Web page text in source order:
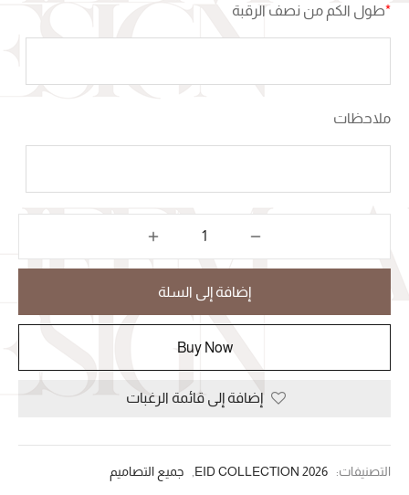
*طول الكم من نصف الرقبة
ملاحظات
إضافة إلى السلة
Buy Now
إضافة إلى قائمة الرغبات
التصنيفات: 2026 EID COLLECTION
, جميع التصاميم